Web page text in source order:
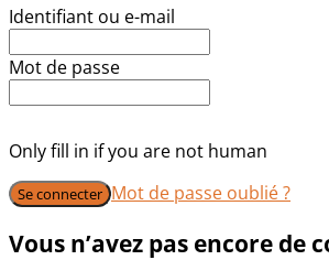
Identifiant ou e-mail
Mot de passe
Only fill in if you are not human
Mot de passe oublié ?
Vous n’avez pas encore de